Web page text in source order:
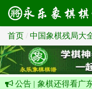
首页 中国象棋残局大
公告 | 象棋还得看广